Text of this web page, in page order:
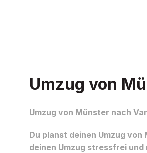
Umzug von
Umzug von Münster nach
Du planst deinen Umzug
deinen Umzug stressfrei